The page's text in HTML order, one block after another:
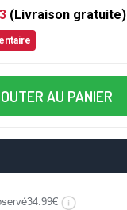
3 (Livraison gratuite)
AU PANIER
34.99€